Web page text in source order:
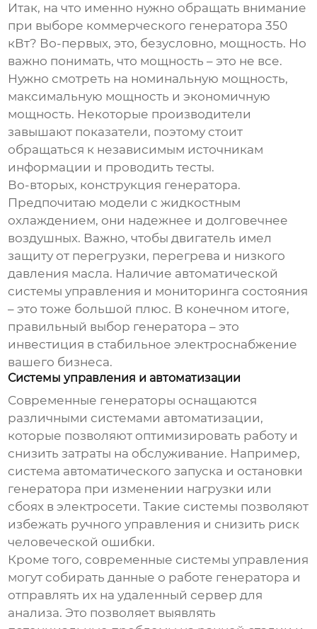
Итак, на что именно нужно обращать внимание
при выборе коммерческого генератора 350
кВт? Во-первых, это, безусловно, мощность. Но
важно понимать, что мощность – это не все.
Нужно смотреть на номинальную мощность,
максимальную мощность и экономичную
мощность. Некоторые производители
завышают показатели, поэтому стоит
обращаться к независимым источникам
информации и проводить тесты.
Во-вторых, конструкция генератора.
Предпочитаю модели с жидкостным
охлаждением, они надежнее и долговечнее
воздушных. Важно, чтобы двигатель имел
защиту от перегрузки, перегрева и низкого
давления масла. Наличие автоматической
системы управления и мониторинга состояния
– это тоже большой плюс. В конечном итоге,
правильный выбор генератора – это
инвестиция в стабильное электроснабжение
вашего бизнеса.
Системы управления и автоматизации
Современные генераторы оснащаются
различными системами автоматизации,
которые позволяют оптимизировать работу и
снизить затраты на обслуживание. Например,
система автоматического запуска и остановки
генератора при изменении нагрузки или
сбоях в электросети. Такие системы позволяют
избежать ручного управления и снизить риск
человеческой ошибки.
Кроме того, современные системы управления
могут собирать данные о работе генератора и
отправлять их на удаленный сервер для
анализа. Это позволяет выявлять